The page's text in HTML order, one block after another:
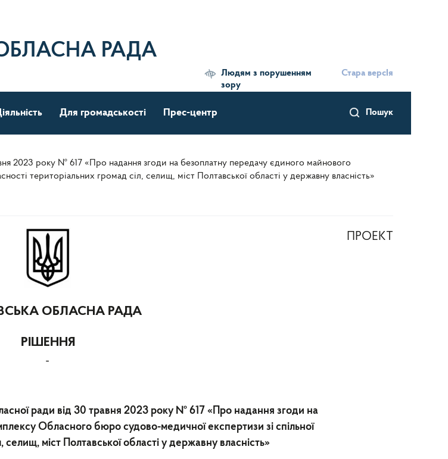
РАДА
Людям з порушенням
зору
Стара версІя
Пошук
Для громадськості Прес-центр
2023 року № 617 «Про надання згоди на безоплатну передачу єдиного майнового
територіальних громад сіл, селищ, міст Полтавської області у державну власність»
ПРОЕКТ
ОБЛАСНА РАДА
РІШЕННЯ
-
ради від 30 травня 2023 року № 617 «Про надання згоди на
Обласного бюро судово-медичної експертизи зі спільної
селищ, міст Полтавської області у державну власність»